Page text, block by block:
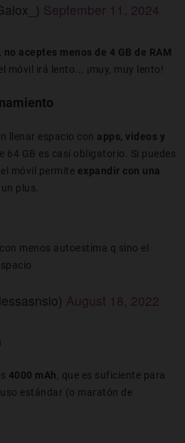
September 11, 2024
no aceptes menos de 4 GB de RAM
móvil irá lento... ¡muy, muy lento!
llenar espacio con apps, videos y
64 GB es casi obligatorio. Si puedes
el móvil permite expandir con una
plus.
menos autoestima q sino el
August 18, 2022
4000 mAh , que es suficiente para
estándar (o maratón de